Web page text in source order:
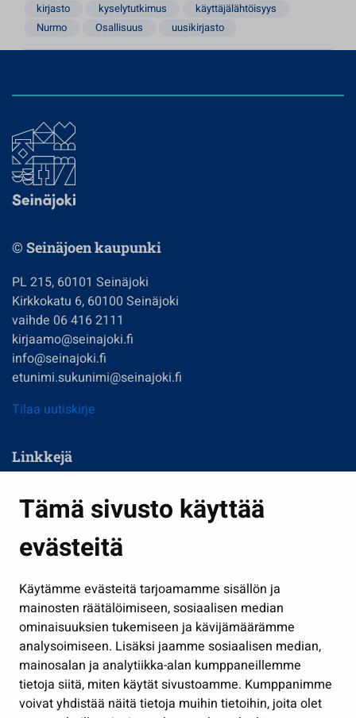
Tämä sivusto käyttää
evästeitä
Käytämme evästeitä tarjoamamme sisällön ja
mainosten räätälöimiseen, sosiaalisen median
ominaisuuksien tukemiseen ja kävijämäärämme
analysoimiseen. Lisäksi jaamme sosiaalisen median,
mainosalan ja analytiikka-alan kumppaneillemme
tietoja siitä, miten käytät sivustoamme. Kumppanimme
voivat yhdistää näitä tietoja muihin tietoihin, joita olet
kirjasto kyselytutkimus
käyttäjälähtöisyys
Nurmo
Osallisuus uusikirjasto
© Seinäjoen kaupunki
PL 215, 60101 Seinäjoki
Kirkkokatu 6, 60100 Seinäjoki
vaihde 06 416 2111
kirjaamo@seinajoki.fi
info@seinajoki.fi
etunimi.sukunimi@seinajoki.fi
Tilaa uutiskirje
Linkkejä
Kasvatus ja opetus
Kulttuuri ja liikunta
Työ ja yrittäminen
Osallistu ja asioi
Näytä omat evästeasetukseni
Seuraa meitä